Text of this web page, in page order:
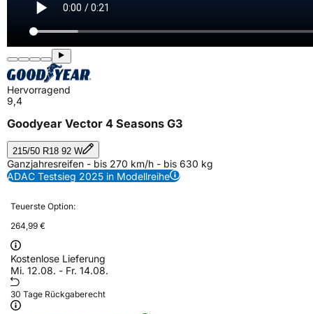
Hervorragend
9,4
Goodyear Vector 4 Seasons G3
215/50 R18 92 W
Ganzjahresreifen - bis 270 km/h - bis 630 kg
ADAC Testsieg 2025 in Modellreihe
Teuerste Option:
264,99 €
Kostenlose Lieferung
Mi. 12.08. - Fr. 14.08.
30 Tage Rückgaberecht